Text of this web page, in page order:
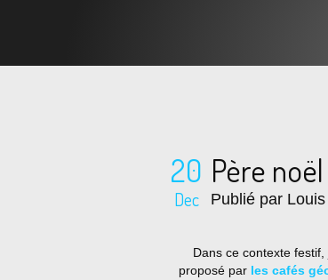
20
Dec
Père
Publié par
Dans ce contexte
proposé par les cafés